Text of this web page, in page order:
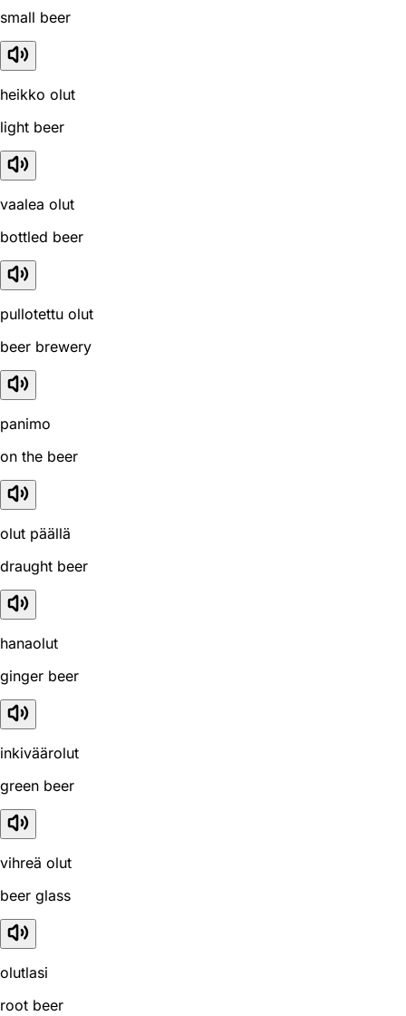
small beer
heikko olut
light beer
vaalea olut
bottled beer
pullotettu olut
beer brewery
panimo
on the beer
olut päällä
draught beer
hanaolut
ginger beer
inkiväärolut
green beer
vihreä olut
beer glass
olutlasi
root beer